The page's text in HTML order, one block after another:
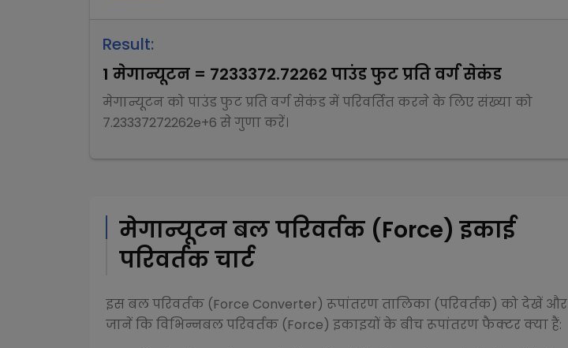
Result:
1 मेगान्यूटन = 7233372.72262 पाउंड फुट प्रति वर्ग सेकंड
मेगान्यूटनकोपाउंड फुट प्रति वर्ग सेकंडमें परिवर्तित करने के लिए संख्या को
7.23337272262e+6 सेगुणाकरें।
मेगान्यूटनबल परिवर्तक (Force) इकाई
परिवर्तक चार्ट
इसबल परिवर्तक (Force Converter) रूपांतरण तालिका (परिवर्तक) को देखें और
जानें कि विभिन्नबल परिवर्तक (Force) इकाइयों के बीच रूपांतरण फैक्टर क्या हैं: